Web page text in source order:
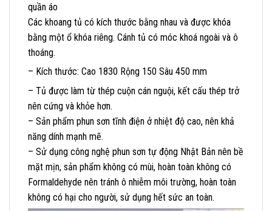
quần áo
Các khoang tủ có kích thước bằng nhau và được khóa
bằng một ổ khóa riêng. Cánh tủ có móc khoá ngoài và ô
thoáng.
– Kích thước: Cao 1830 Rộng 150 Sâu 450 mm
– Tủ được làm từ thép cuộn cán nguội, kết cấu thép trở
nên cứng và khỏe hơn.
– Sản phẩm phun sơn tĩnh điện ở nhiệt độ cao, nên khả
năng dính mạnh mẽ.
– Sử dụng công nghệ phun sơn tự động Nhật Bản nên bề
mặt mịn, sản phẩm không có mùi, hoàn toàn không có
Formaldehyde nên tránh ô nhiễm môi trường, hoàn toàn
không có hại cho người, sử dụng hết sức an toàn.